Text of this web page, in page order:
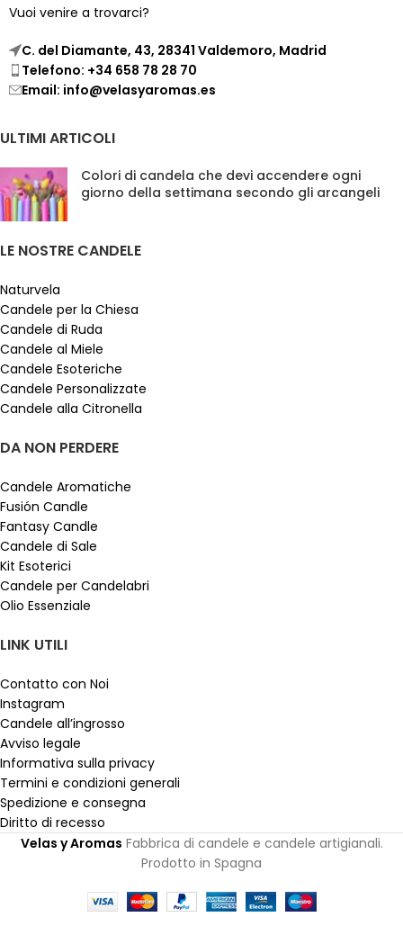
Vuoi venire a trovarci?
C. del Diamante, 43, 28341 Valdemoro, Madrid
Telefono: +34 658 78 28 70
Email: info@velasyaromas.es
ULTIMI ARTICOLI
Colori di candela che devi accendere ogni
giorno della settimana secondo gli arcangeli
LE NOSTRE CANDELE
Naturvela
Candele per la Chiesa
Candele di Ruda
Candele al Miele
Candele Esoteriche
Candele Personalizzate
Candele alla Citronella
DA NON PERDERE
Candele Aromatiche
Fusión Candle
Fantasy Candle
Candele di Sale
Kit Esoterici
Candele per Candelabri
Olio Essenziale
LINK UTILI
Contatto con Noi
Instagram
Candele all’ingrosso
Avviso legale
Informativa sulla privacy
Termini e condizioni generali
Spedizione e consegna
Diritto di recesso
Velas y Aromas Fabbrica di candele e candele artigianali.
Prodotto in Spagna